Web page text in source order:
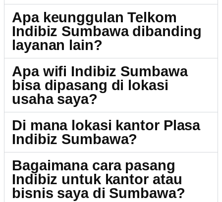
Apa keunggulan Telkom
Indibiz Sumbawa dibanding
layanan lain?
Apa wifi Indibiz Sumbawa
bisa dipasang di lokasi
usaha saya?
Di mana lokasi kantor Plasa
Indibiz Sumbawa?
Bagaimana cara pasang
Indibiz untuk kantor atau
bisnis saya di Sumbawa?